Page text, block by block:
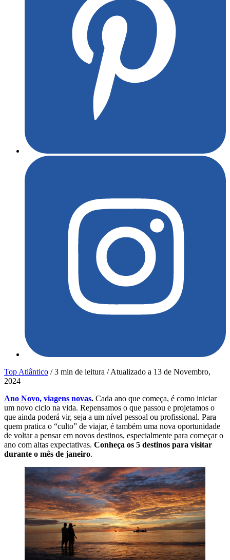
Top Atlântico / 3 min de leitura /Atualizado a 13 de Novembro,
2024
Ano Novo, viagens novas. Cada ano que começa, é como iniciar
um novo ciclo na vida. Repensamos o que passou e projetamos o
que ainda poderá vir, seja a um nível pessoal ou profissional. Para
quem pratica o “culto” de viajar, é também uma nova oportunidade
de voltar a pensar em novos destinos, especialmente para começar o
ano com altas expectativas. Conheça os 5 destinos para visitar
durante o mês de janeiro.